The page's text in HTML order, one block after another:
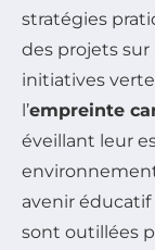
stratégies
des projets sur
initiatives
l’empreinte
éveillant leur
avenir
sont outillées